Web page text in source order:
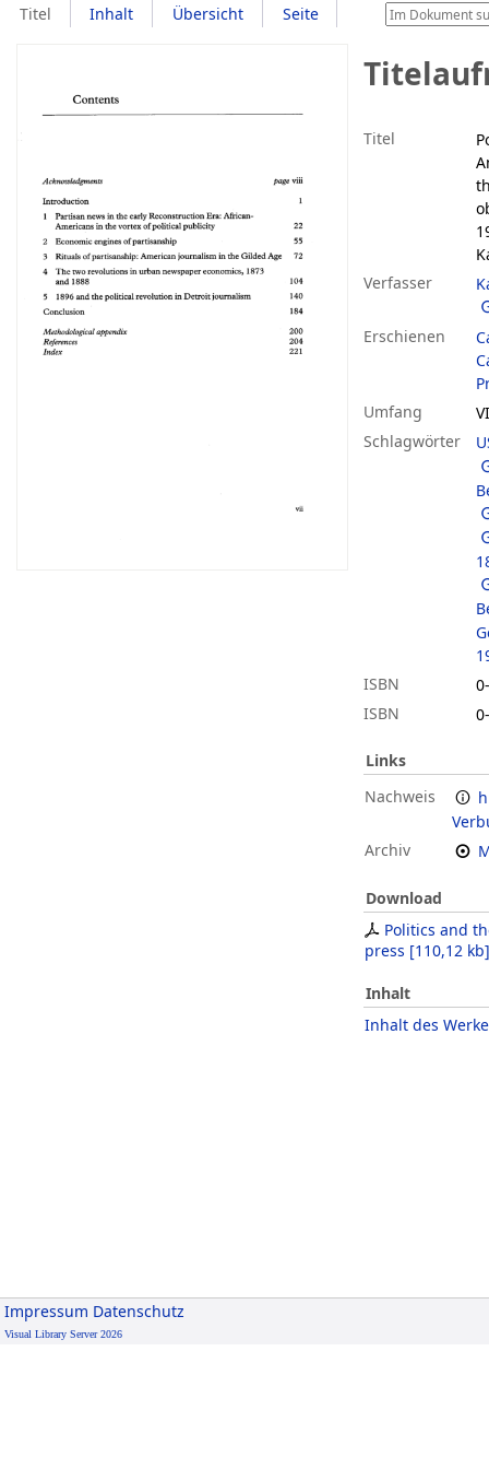
Titel Inhalt Übersicht Seite
Titel
Verfasser
Erschienen
Umfang
Schlagwörter
ISBN
ISBN
Links
Nachweis
Archiv
Download
Politics and
press [110,12 kb]
Inhalt
Inhalt des
Impressum Datenschutz
Visual Library Server 2026